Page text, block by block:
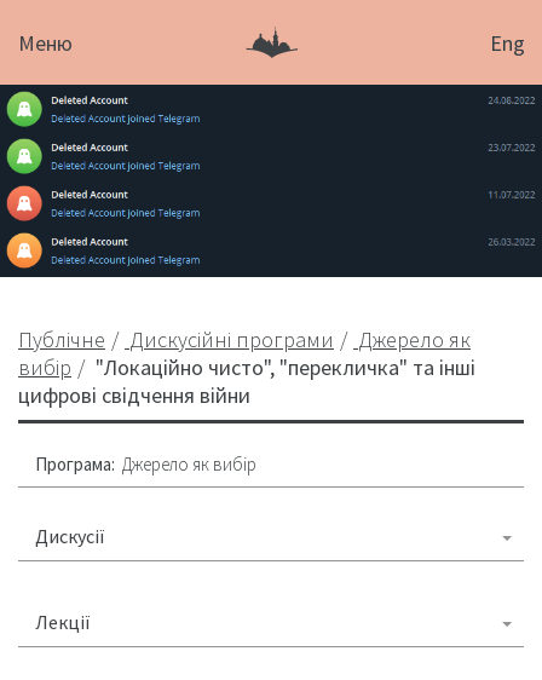
Меню Eng
Публічне Дискусійні програми
Джерело як
вибір
"Локаційно чисто", "перекличка" та інші
цифрові свідчення війни
Програма: Джерело як вибір
Дискусії
Лекції